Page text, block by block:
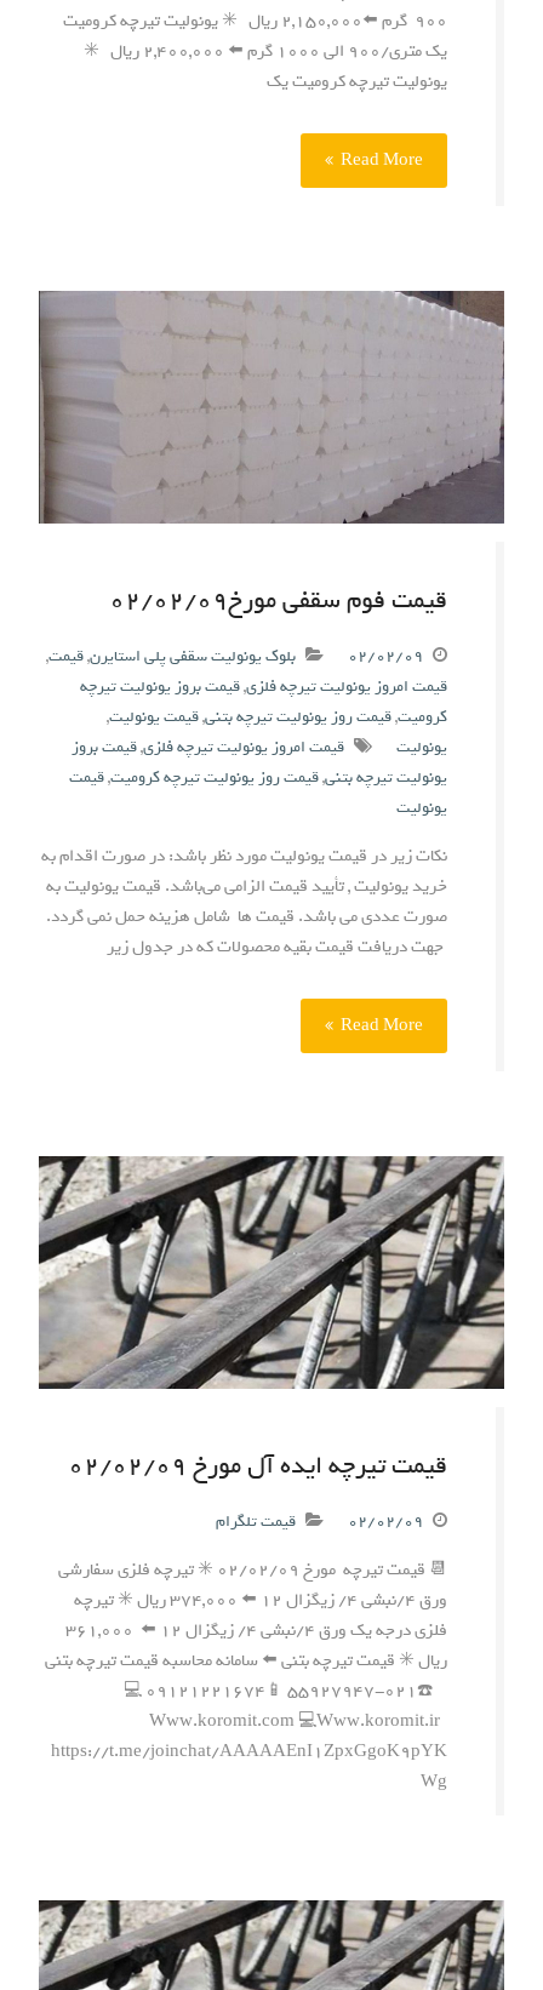
۹۰۰ گرم ⬅️۲,۱۵۰,۰۰۰ ریال ✳️ یونولیت تیرچه کرومیت
یک متری/۹۰۰ الی ۱۰۰۰ گرم ⬅️ ۲,۴۰۰,۰۰۰ ریال ✳️
یونولیت تیرچه کرومیت یک
Read More
قیمت فوم سقفی مورخ۰۲/۰۲/۰۹
۰۲/۰۲/۰۹ بلوک یونولیت سقفی پلی استایرن,قیمت,
قیمت امروز یونولیت تیرچه فلزی,قیمت بروز یونولیت تیرچه
کرومیت,قیمت روز یونولیت تیرچه بتنی,قیمت یونولیت,
یونولیت
قیمت امروز یونولیت تیرچه فلزی,قیمت بروز
یونولیت تیرچه بتنی,قیمت روز یونولیت تیرچه کرومیت,قیمت
یونولیت
نکات زیر در قیمت یونولیت مورد نظر باشد: در صورت اقدام به
خرید یونولیت , تأیید قیمت الزامی می‌باشد. قیمت یونولیت به
صورت عددی می باشد. قیمت ها شامل هزینه حمل نمی گردد.
جهت دریافت قیمت بقیه محصولات که در جدول زیر
Read More
قیمت تیرچه ایده آل مورخ ۰۲/۰۲/۰۹
۰۲/۰۲/۰۹ قیمت تلگرام
📆 قیمت تیرچه مورخ ۰۲/۰۲/۰۹ ✳️ تیرچه فلزی سفارشی
ورق ۴/نبشی ۴/ زیگزال ۱۲ ⬅️ ۳۷۴,۰۰۰ ریال ✳️ تیرچه
فلزی درجه یک ورق ۴/نبشی ۴/ زیگزال ۱۲ ⬅️ ۳۶۱,۰۰۰
ریال ✳️ قیمت تیرچه بتنی ⬅️ سامانه محاسبه قیمت تیرچه بتنی
☎️۰۲۱-۵۵۹۲۷۹۴۷ 📱۰۹۱۲۱۲۲۱۶۷۴ 💻
Www.koromit.com 💻Www.koromit.ir
https://t.me/joinchat/AAAAAEnI1ZpxGgoK9pYK
Wg